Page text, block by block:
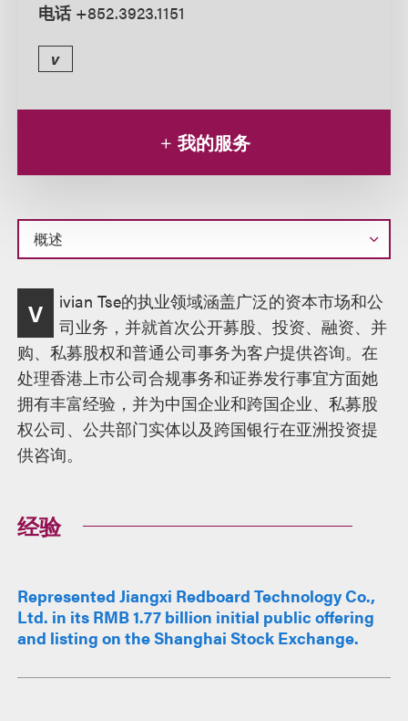
电话 +852.3923.1151
v
我的服务
概
述V
ivian Tse的执业领域涵盖广泛的资本市场和公
司业务，并就首次公开募股、投资、融资、并
购、私募股权和普通公司事务为客户提供咨询。在
处理香港上市公司合规事务和证券发行事宜方面她
拥有丰富经验，并为中国企业和跨国企业、私募股
权公司、公共部门实体以及跨国银行在亚洲投资提
供咨询。
经验
Represented Jiangxi Redboard Technology Co.,
Ltd. in its RMB 1.77 billion initial public offering
and listing on the Shanghai Stock Exchange.